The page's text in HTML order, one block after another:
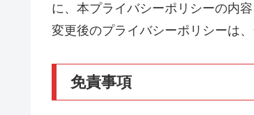
に、本プライバシーポリシーの内
変更後のプライバシーポリシーは
免責事項